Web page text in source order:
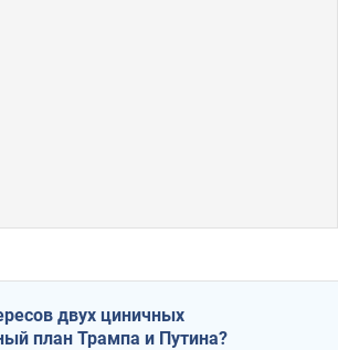
двух циничных
план Трампа и Путина?